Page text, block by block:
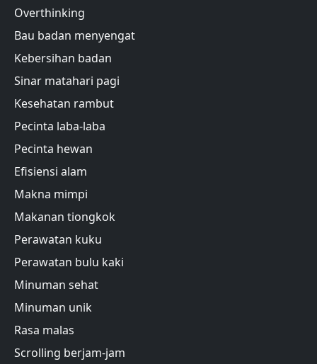
Overthinking
Bau badan menyengat
Kebersihan badan
Sinar matahari pagi
Kesehatan rambut
Pecinta laba-laba
Pecinta hewan
Efisiensi alam
Makna mimpi
Makanan tiongkok
Perawatan kuku
Perawatan bulu kaki
Minuman sehat
Minuman unik
Rasa malas
Scrolling berjam-jam